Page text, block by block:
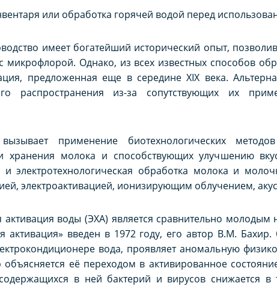
или обработка горячей водой перед
имеет богатейший исторический опыт,
Однако, из всех известных способов
предложенная еще в середине XIX века.
распространения из-за сопутствующих их
применение биотехнологических
хранения молока и способствующих улучшению
и электротехнологическая обработка молока и
электроактивацией, ионизирующим облучением,
активация воды (ЭХА) является сравнительно
активация» введен в 1972 году, его автор В.М.
вода, проявляет аномальную
объясняется её переходом в активированное
в ней бактерий и вирусов снижается в